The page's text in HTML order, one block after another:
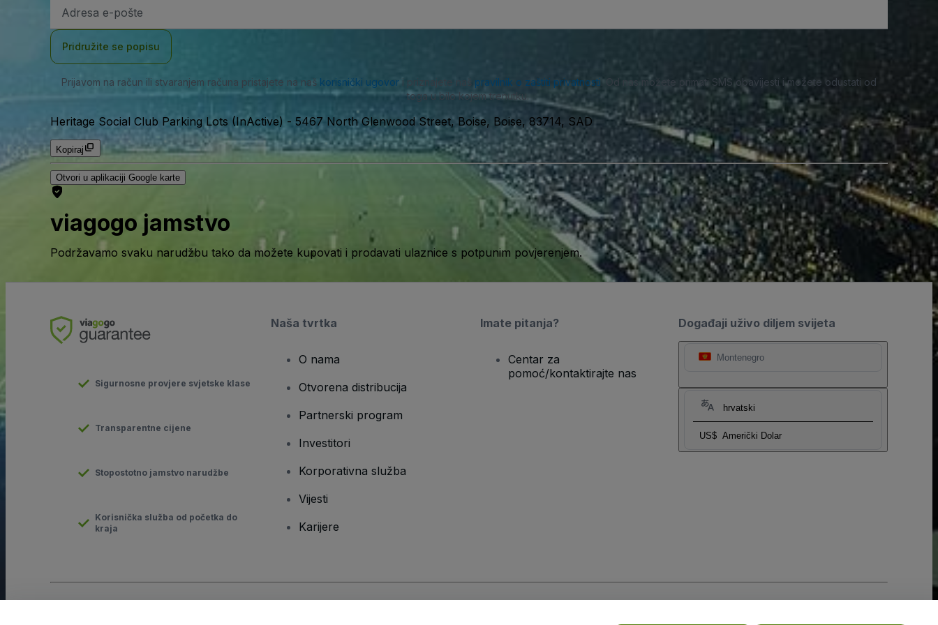
mail
Pridružite se popisu
Prijavom na račun ili stvaranjem računa pristajete na naš korisnički ugovor i priznajete naš pravilnik o zaštiti privatnosti . Od nas možete primati SMS obavijesti i možete odustati od
toga u bilo kojem trenutku.
Heritage Social Club Parking Lots (InActive) - 5467 North Glenwood Street, Boise, Boise, 83714, SAD
Kopiraj
Otvori u aplikaciji Google karte
viagogo jamstvo
Podržavamo svaku narudžbu tako da možete kupovati i prodavati ulaznice s potpunim povjerenjem.
Događaji uživo diljem svijeta
Montenegro
hrvatski
US$ Američki Dolar
Sigurnosne provjere svjetske klase
Transparentne cijene
Stopostotno jamstvo narudžbe
Korisnička služba od početka do
kraja
Naša tvrtka
O nama
Otvorena distribucija
Partnerski program
Investitori
Korporativna služba
Vijesti
Karijere
Imate pitanja?
Centar za
pomoć/kontaktirajte nas